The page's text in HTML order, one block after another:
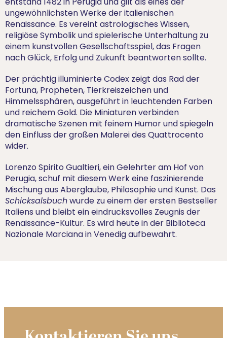
entstand 1482 in Perugia und gilt als eines der
ungewöhnlichsten Werke der italienischen
Renaissance. Es vereint astrologisches Wissen,
religiöse Symbolik und spielerische Unterhaltung zu
einem kunstvollen Gesellschaftsspiel, das Fragen
nach Glück, Erfolg und Zukunft beantworten sollte.
Der prächtig illuminierte Codex zeigt das Rad der
Fortuna, Propheten, Tierkreiszeichen und
Himmelssphären, ausgeführt in leuchtenden Farben
und reichem Gold. Die Miniaturen verbinden
dramatische Szenen mit feinem Humor und spiegeln
den Einfluss der großen Malerei des Quattrocento
wider.
Lorenzo Spirito Gualtieri, ein Gelehrter am Hof von
Perugia, schuf mit diesem Werk eine faszinierende
Mischung aus Aberglaube, Philosophie und Kunst. Das
Schicksalsbuchwurde zu einem der ersten Bestseller
Italiens und bleibt ein eindrucksvolles Zeugnis der
Renaissance-Kultur. Es wird heute in der Biblioteca
Nazionale Marciana in Venedig aufbewahrt.